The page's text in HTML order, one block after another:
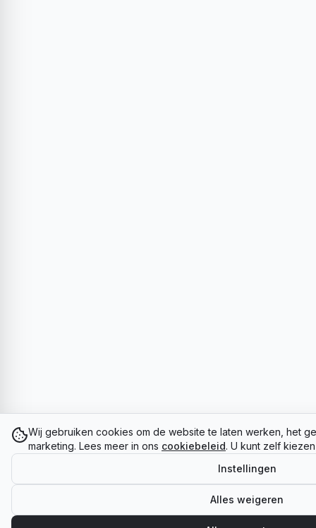
Wij gebruiken cookies om de website te laten werken, het
marketing. Lees meer in ons cookiebeleid. U kunt zelf
Instellingen
Alles weigeren